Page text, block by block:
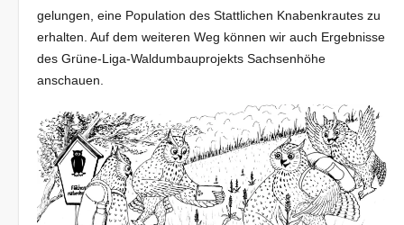
gelungen, eine Population des Stattlichen Knabenkrautes zu
erhalten. Auf dem weiteren Weg können wir auch Ergebnisse
des Grüne-Liga-Waldumbauprojekts Sachsenhöhe
anschauen.